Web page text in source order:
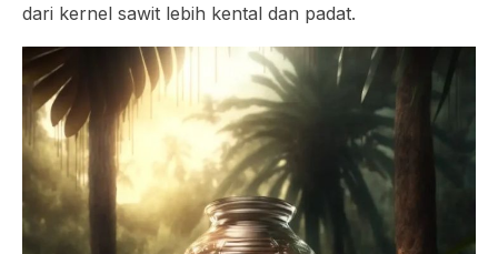
dari kernel sawit lebih kental dan padat.